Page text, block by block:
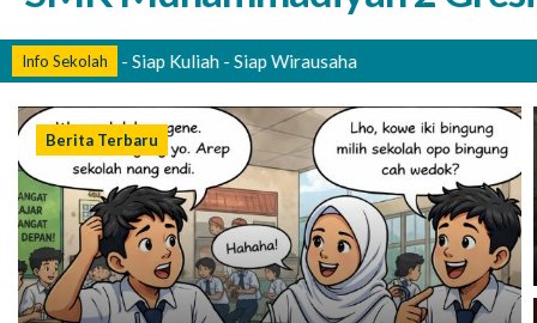
Info Sekolah
Kerja - Siap Kuliah - Siap Wirausaha
Berita Terbaru